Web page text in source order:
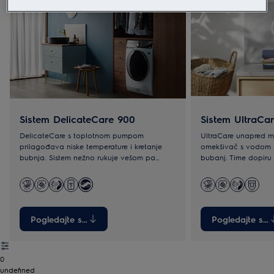
Sistem DelicateCare 900
DelicateCare s toplotnom pumpom
prilagođava niske temperature i kretanje
bubnja. Sistem nežno rukuje vešom pa
Pogledajte sve
Sistem
UltraCare unapred
omekšivač s
bubanj. Time
upotrebe tkanine.
Pogledajte sve
0
undefined